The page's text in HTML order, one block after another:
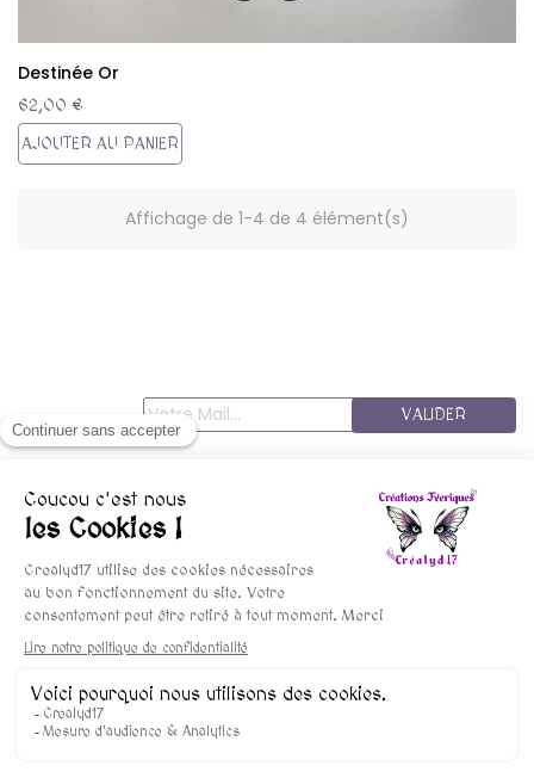
Destinée Or
62,00 €
AJOUTER AU PANIER
Affichage de 1-4 de 4 élément(s)
VALIDER
© copyright 2015-2025 Crealyd17 - Les FéesMininines
Mentions Légales Conditions De Vente